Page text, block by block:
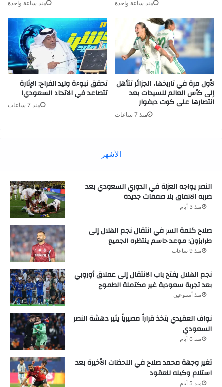
منذ ساعة واحدة منذ ساعة واحدة
تحقق نبوءة وليد الفراج: الإثارة
تتصاعد في الاتحاد السعودي!
منذ 7 ساعات
لأول مرة في تاريخها، الجزائر تتأهل
إلى كأس العالم للسيدات بعد
انتصارها على كوت ديفوار
منذ 7 ساعات
الأشهر
النصر يواجه العزلة في الدوري السعودي بعد
ضربة الاتفاق بلا صفقات جديدة
منذ 3 أيام
صلاح كلمة السر في انتقال نجم الهلال إلى
طرابزون: موعد حاسم ينتظره الجميع
منذ 9 ساعات
نجم الهلال يفتح باب الانتقال إلى عملاق أوروبي
بعد تجربة سعودية غير مكتملة الطموح
منذ أسبوعين
نواف العقيدي يتخذ قراراً مصيرياً يثير دهشة النصر
السعودي
منذ 6 أيام
تغير وجهة محمد صلاح في اللحظات الأخيرة بعد
استلام وكيله للعقود
منذ 5 أيام